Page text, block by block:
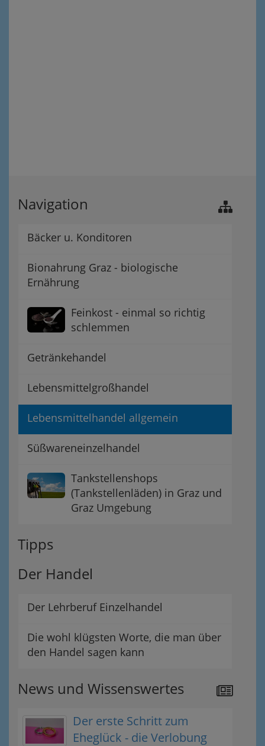
Navigation
Bäcker u. Konditoren
Bionahrung Graz - biologische
Ernährung
Feinkost - einmal so richtig
schlemmen
Getränkehandel
Lebensmittelgroßhandel
Lebensmittelhandel allgemein
Süßwareneinzelhandel
Tankstellenshops
(Tankstellenläden) in Graz und
Graz Umgebung
Tipps
Der Handel
Der Lehrberuf Einzelhandel
Die wohl klügsten Worte, die man über
den Handel sagen kann
News und Wissenswertes
Der erste Schritt zum
Eheglück - die Verlobung